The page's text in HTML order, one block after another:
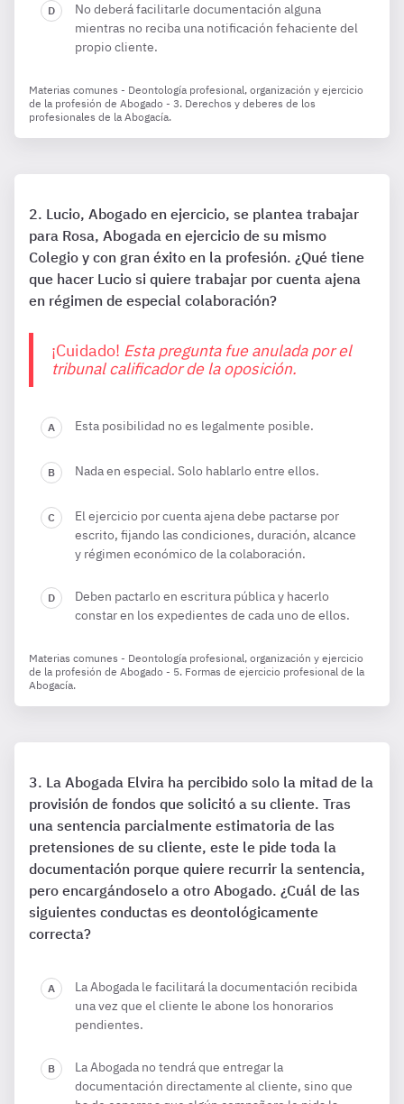
No deberá facilitarle documentación alguna
mientras no reciba una notificación fehaciente del
propio cliente.
Materias comunes - Deontología profesional, organización y ejercicio
de la profesión de Abogado - 3. Derechos y deberes de los
profesionales de la Abogacía.
Lucio, Abogado en ejercicio, se plantea trabajar
para Rosa, Abogada en ejercicio de su mismo
Colegio y con gran éxito en la profesión. ¿Qué tiene
que hacer Lucio si quiere trabajar por cuenta ajena
en régimen de especial colaboración?
¡Cuidado! Esta pregunta fue anulada por el
tribunal calificador de la oposición.
Esta posibilidad no es legalmente posible.
Nada en especial. Solo hablarlo entre ellos.
El ejercicio por cuenta ajena debe pactarse por
escrito, fijando las condiciones, duración, alcance
y régimen económico de la colaboración.
Deben pactarlo en escritura pública y hacerlo
constar en los expedientes de cada uno de ellos.
Materias comunes - Deontología profesional, organización y ejercicio
de la profesión de Abogado - 5. Formas de ejercicio profesional de la
Abogacía.
La Abogada Elvira ha percibido solo la mitad de la
provisión de fondos que solicitó a su cliente. Tras
una sentencia parcialmente estimatoria de las
pretensiones de su cliente, este le pide toda la
documentación porque quiere recurrir la sentencia,
pero encargándoselo a otro Abogado. ¿Cuál de las
siguientes conductas es deontológicamente
correcta?
La Abogada le facilitará la documentación recibida
una vez que el cliente le abone los honorarios
pendientes.
La Abogada no tendrá que entregar la
documentación directamente al cliente, sino que